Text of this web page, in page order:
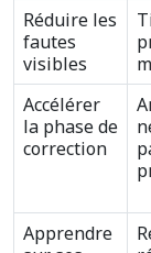
Réduire les
fautes
visibles
Accélérer
la phase de
correction
Apprendre